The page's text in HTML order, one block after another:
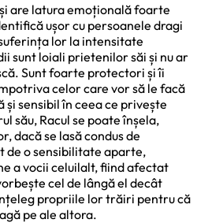
are latura emoțională foarte
ușor cu persoanele dragi
lor la intensitate
sunt loiali prietenilor săi și nu ar
Sunt foarte protectori și îi
celor care vor să le facă
sensibil în ceea ce privește
său, Racul se poate înșela,
dacă se lasă condus de
de o sensibilitate aparte,
a vocii celuilalt, fiind afectat
cel de lângă el decât
propriile lor trăiri pentru că
pe ale altora.